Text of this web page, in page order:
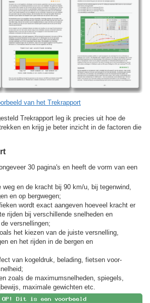
van het Trekrapport
Trekrapport leg ik precies uit hoe de
en krijg je beter inzicht in de factoren die
30 pagina's en heeft de vorm van een
weg en de kracht bij 90 km/u, bij tegenwind,
en op bergwegen;
wordt exact aangeven hoeveel kracht er
rijden bij verschillende snelheden en
versnellingen;
het kiezen van de juiste versnelling,
en het rijden in de bergen en
van kogeldruk, belading, fietsen voor-
zoals de maximumsnelheden, spiegels,
maximale gewichten etc.